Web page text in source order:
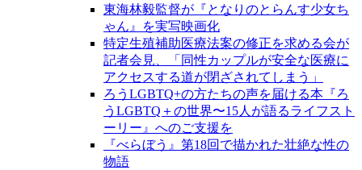
東海林毅監督が『となりのとらんす少女ち
ゃん』を実写映画化
特定生殖補助医療法案の修正を求める会が
記者会見、「同性カップルが安全な医療に
アクセスする道が閉ざされてしまう」
ろうLGBTQ+の方たちの声を届ける本『ろ
うLGBTQ＋の世界〜15人が語るライフスト
ーリー』へのご支援を
『べらぼう』第18回で描かれた壮絶な性の
物語